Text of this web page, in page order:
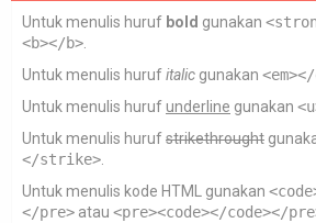
Untuk menulis huruf bold gunakan
<b></b>.
Untuk menulis hurufitalic gunakan <em></
Untuk menulis hurufunderline gunakan
Untuk menulis hurufstrikethrought
</strike>.
Untuk menulis kode HTML gunakan
</pre> atau <pre><code></code></